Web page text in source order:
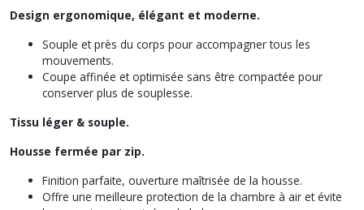
Design ergonomique, élégant et moderne.
Souple et près du corps pour accompagner tous les
mouvements.
Coupe affinée et optimisée sans être compactée pour
conserver plus de souplesse.
Tissu léger & souple.
Housse fermée par zip.
Finition parfaite, ouverture maîtrisée de la housse.
Offre une meilleure protection de la chambre à air et évite